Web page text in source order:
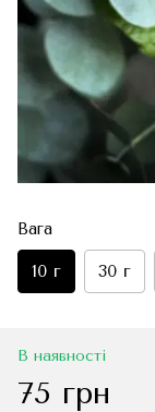
Вага
10 г 30 г
В наявності
75 грн